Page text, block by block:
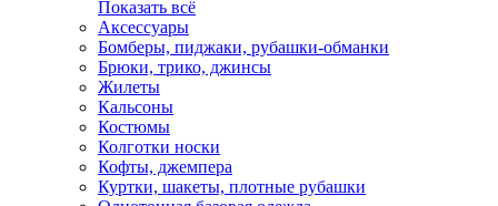
Показать всё
Аксессуары
Бомберы, пиджаки, рубашки-обманки
Брюки, трико, джинсы
Жилеты
Кальсоны
Костюмы
Колготки носки
Кофты, джемпера
Куртки, шакеты, плотные рубашки